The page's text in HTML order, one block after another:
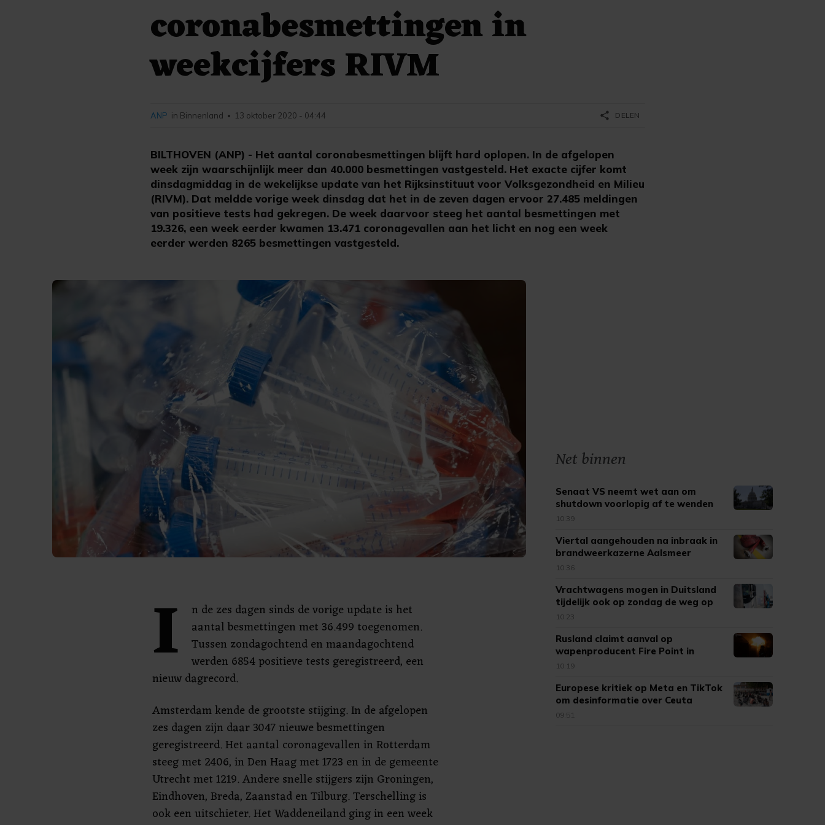
coronabesmettingen in
weekcijfers RIVM
BILTHOVEN (ANP) - Het aantal coronabesmettingen blijft hard oplopen. In de afgelopen
week zijn waarschijnlijk meer dan 40.000 besmettingen vastgesteld. Het exacte cijfer komt
dinsdagmiddag in de wekelijkse update van het Rijksinstituut voor Volksgezondheid en Milieu
(RIVM). Dat meldde vorige week dinsdag dat het in de zeven dagen ervoor 27.485 meldingen
van positieve tests had gekregen. De week daarvoor steeg het aantal besmettingen met
19.326, een week eerder kwamen 13.471 coronagevallen aan het licht en nog een week
eerder werden 8265 besmettingen vastgesteld.
ANP in Binnenland • 13 oktober 2020 - 04:44 share DELEN
I
n de zes dagen sinds de vorige update is het
aantal besmettingen met 36.499 toegenomen.
Tussen zondagochtend en maandagochtend
werden 6854 positieve tests geregistreerd, een
nieuw dagrecord.
Amsterdam kende de grootste stijging. In de afgelopen
zes dagen zijn daar 3047 nieuwe besmettingen
geregistreerd. Het aantal coronagevallen in Rotterdam
steeg met 2406, in Den Haag met 1723 en in de gemeente
Utrecht met 1219. Andere snelle stijgers zijn Groningen,
Eindhoven, Breda, Zaanstad en Tilburg. Terschelling is
ook een uitschieter. Het Waddeneiland ging in een week
Net binnen
Senaat VS neemt wet aan om
shutdown voorlopig af te wenden
10:39
Viertal aangehouden na inbraak in
brandweerkazerne Aalsmeer
10:36
Vrachtwagens mogen in Duitsland
tijdelijk ook op zondag de weg op
10:23
Rusland claimt aanval op
wapenproducent Fire Point in
Oekraïne
10:19
Europese kritiek op Meta en TikTok
om desinformatie over Ceuta
09:51